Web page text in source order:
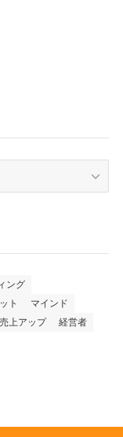
ング
ト
マインド
売上アップ
経営者